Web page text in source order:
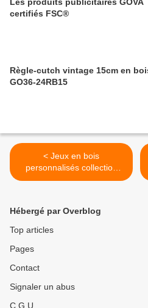
certifiés FSC®
Règle-cutch vintage 15cm en
GO36-24RB15
< Jeux en bois
personnalisés collection
GOVA
Hébergé par Overblog
Top articles
Pages
Contact
Signaler un abus
C.G.U.